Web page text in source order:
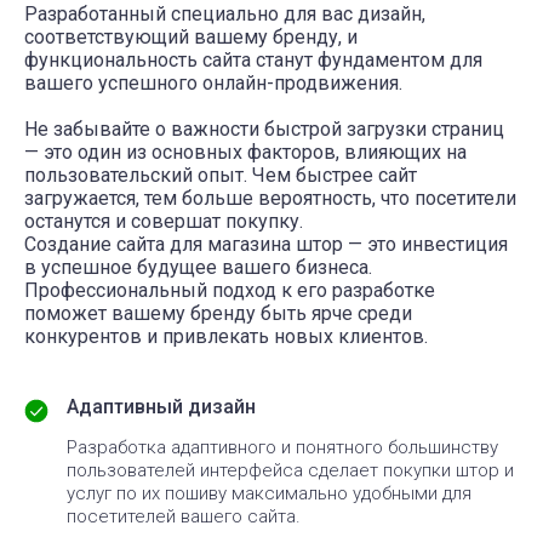
Разработанный специально для вас дизайн,
соответствующий вашему бренду, и
функциональность сайта станут фундаментом для
вашего успешного онлайн-продвижения.
Не забывайте о важности быстрой загрузки страниц
— это один из основных факторов, влияющих на
пользовательский опыт. Чем быстрее сайт
загружается, тем больше вероятность, что посетители
останутся и совершат покупку.
Создание сайта для магазина штор — это инвестиция
в успешное будущее вашего бизнеса.
Профессиональный подход к его разработке
поможет вашему бренду быть ярче среди
конкурентов и привлекать новых клиентов.
Адаптивный дизайн
Разработка адаптивного и понятного большинству
пользователей интерфейса сделает покупки штор и
услуг по их пошиву максимально удобными для
посетителей вашего сайта.